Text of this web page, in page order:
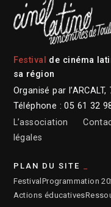
Festival
de cinéma
sa région
Organisé par
Téléphone : 05 61 32
L’association
légales
PLAN DU SITE
Festival Programmation
Actions éducatives